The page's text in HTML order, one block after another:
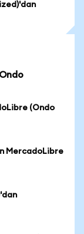
(Ondo
MercadoLibre